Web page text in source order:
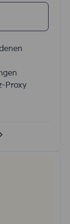
Proxy